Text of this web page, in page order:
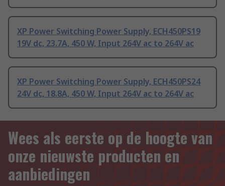
XP Power Switching Power Supply, ECH450PS19
19V dc, 23.7A, 450 W, Input 264V ac to 264V ac
XP Power Switching Power Supply, ECH450PS24
24V dc, 18.8A, 450 W, Input 264V ac to 264V ac
Wees als eerste op de hoogte van
onze nieuwste producten en
aanbiedingen